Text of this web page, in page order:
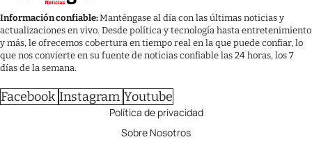
Información confiable:Manténgase al día con las últimas noticias y
actualizaciones en vivo. Desde política y tecnología hasta entretenimiento
y más, le ofrecemos cobertura en tiempo real en la que puede confiar, lo
que nos convierte en su fuente de noticias confiable las 24 horas, los 7
días de la semana.
Facebook Instagram Youtube
Política de privacidad
Sobre Nosotros